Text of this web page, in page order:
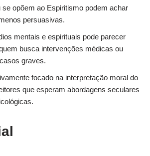
opõem ao Espiritismo podem achar
persuasivas.
mentais e espirituais pode parecer
busca intervenções médicas ou
graves.
focado na interpretação moral do
que esperam abordagens seculares